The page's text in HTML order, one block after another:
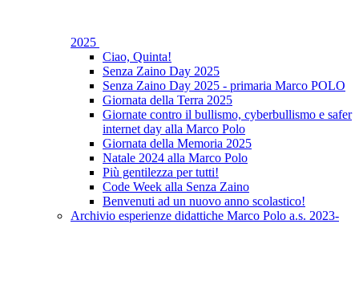
2025
Ciao, Quinta!
Senza Zaino Day 2025
Senza Zaino Day 2025 - primaria Marco POLO
Giornata della Terra 2025
Giornate contro il bullismo, cyberbullismo e safer
internet day alla Marco Polo
Giornata della Memoria 2025
Natale 2024 alla Marco Polo
Più gentilezza per tutti!
Code Week alla Senza Zaino
Benvenuti ad un nuovo anno scolastico!
Archivio esperienze didattiche Marco Polo a.s. 2023-